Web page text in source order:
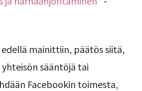
mainittiin, päätös siitä,
sääntöjä tai
Facebookin toimesta,